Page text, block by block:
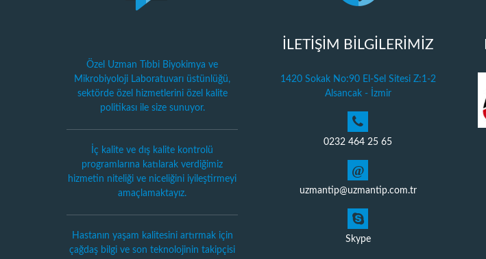
Özel Uzman Tıbbi Biyokimya ve
Mikrobiyoloji Laboratuvarı üstünlüğü,
sektörde özel hizmetlerini özel kalite
politikası ile size sunuyor.
İç kalite ve dış kalite kontrolü
programlarına katılarak verdiğimiz
hizmetin niteliği ve niceliğini iyileştirmeyi
amaçlamaktayız.
Hastanın yaşam kalitesini artırmak için
çağdaş bilgi ve son teknolojinin takipçisi
İLETİŞİM BİLGİLERİMİZ
1420 Sokak No:90 El-Sel Sitesi Z:1-2
Alsancak - İzmir
0232 464 25 65
@
uzmantip@uzmantip.com.tr
Skype